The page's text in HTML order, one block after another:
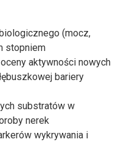
(mocz,
stopniem
aktywności nowych
bariery
substratów w
nerek
wykrywania i